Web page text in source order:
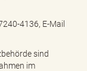
4136, E-Mail
sind
im